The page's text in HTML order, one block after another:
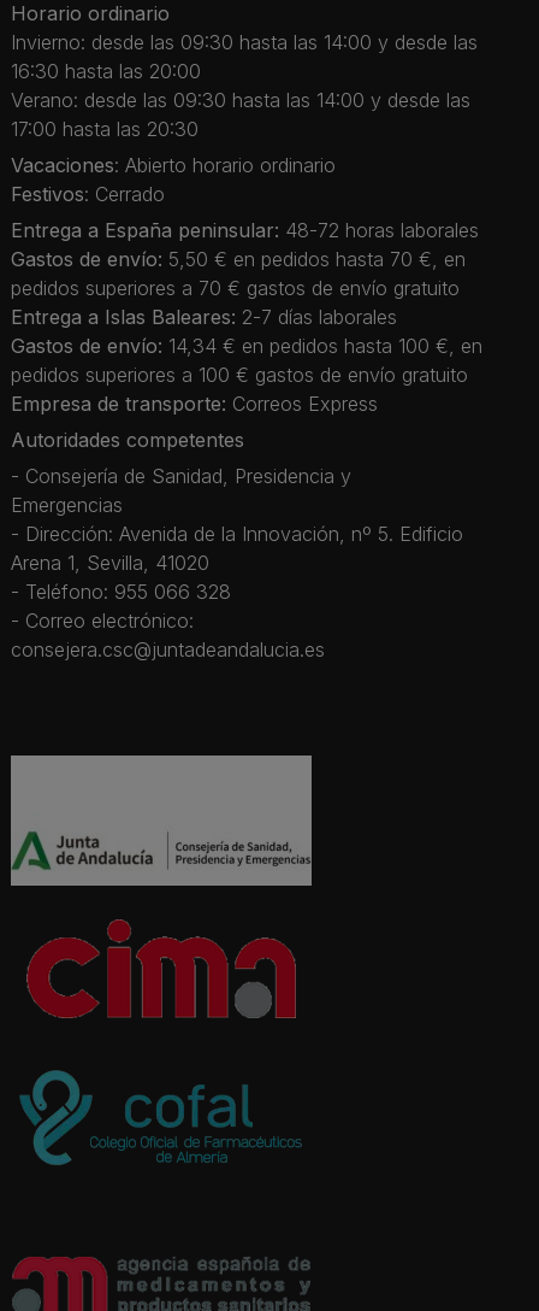
Horario ordinario
Invierno: desde las 09:30 hasta las 14:00 y desde las
16:30 hasta las 20:00
Verano: desde las 09:30 hasta las 14:00 y desde las
17:00 hasta las 20:30
Vacaciones: Abierto horario ordinario
Festivos: Cerrado
Entrega a España peninsular: 48-72 horas laborales
Gastos de envío: 5,50 € en pedidos hasta 70 €, en
pedidos superiores a 70 € gastos de envío gratuito
Entrega a Islas Baleares: 2-7 días laborales
Gastos de envío: 14,34 € en pedidos hasta 100 €, en
pedidos superiores a 100 € gastos de envío gratuito
Empresa de transporte: Correos Express
Autoridades competentes
- Consejería de Sanidad, Presidencia y
Emergencias
- Dirección: Avenida de la Innovación, nº 5. Edificio
Arena 1, Sevilla, 41020
- Teléfono: 955 066 328
- Correo electrónico:
consejera.csc@juntadeandalucia.es